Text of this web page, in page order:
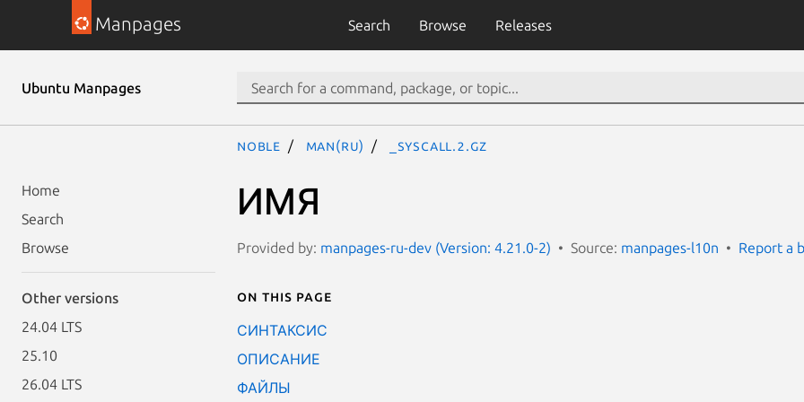
Manpages Search Browse Releases
Ubuntu Manpages
Home
Search
Browse
Other versions
24.04 LTS
25.10
26.04 LTS
noble man(ru) _syscall.2.gz
ИМЯ
Provided by: manpages-ru-dev (Version: 4.21.0-2) Source: manpages-l10n Report a
On this page
СИНТАКСИС
ОПИСАНИЕ
ФАЙЛЫ